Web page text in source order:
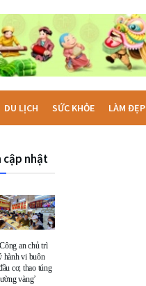
DU LỊCH SỨC KHỎE LÀM ĐẸP
cập nhật
an chủ trì
hành vi buôn
cơ, thao túng
vàng’